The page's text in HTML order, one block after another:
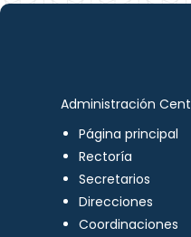
Administración
Página principal
Rectoría
Secretarios
Direcciones
Coordinaciones